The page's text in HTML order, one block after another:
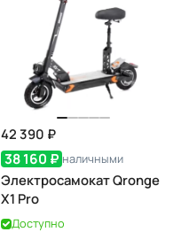
42 390 ₽
38 160 ₽ наличными
Электросамокат Qronge
X1 Pro
Доступно